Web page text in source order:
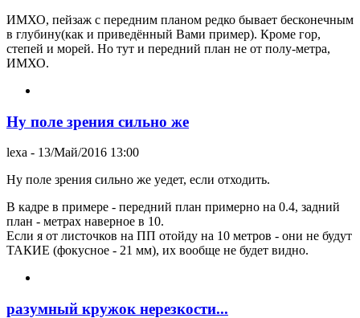
ИМХО, пейзаж с передним планом редко бывает бесконечным
в глубину(как и приведённый Вами пример). Кроме гор,
степей и морей. Но тут и передний план не от полу-метра,
ИМХО.
Ну поле зрения сильно же
lexa - 13/Май/2016 13:00
Ну поле зрения сильно же уедет, если отходить.
В кадре в примере - передний план примерно на 0.4, задний
план - метрах наверное в 10.
Если я от листочков на ПП отойду на 10 метров - они не будут
ТАКИЕ (фокусное - 21 мм), их вообще не будет видно.
разумный кружок нерезкости...